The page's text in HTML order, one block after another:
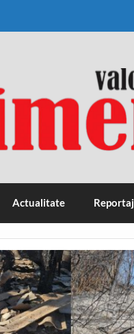
Actualitate Reportaj